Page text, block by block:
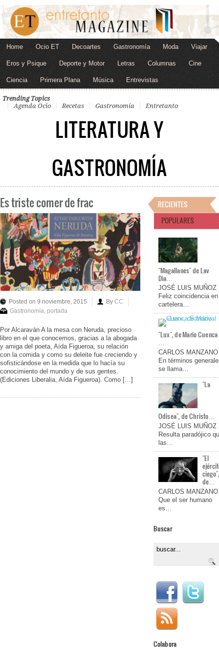
Home Ocio ET Decoartes Gastronomía Moda Viajar
Eros y Psique Deporte y Motor Letras Columnas Cine
Ciencia Primera Plana Música Entrevistas
Trending Topics
Agenda Ocio
Recetas Gastronomía Entretanto
LITERATURA Y
GASTRONOMÍA
Es triste comer de frac
Posted on 9 noviembre, 2015 By CC
Gastronomía, portada
Por Alcaraván A la mesa con Neruda, precioso
libro en el que conocemos, gracias a la abogada
y amiga del poeta, Aída Figueroa, su relación
con la comida y como su deleite fue creciendo y
sofisticándose en la medida que lo hacía su
conocimiento del mundo y de sus gentes.
(Ediciones Liberalia, Aída Figueroa). Como […]
RECIENTES
POPULARES
"Magallanes" de Lav
Dia…
JOSÉ LUIS MUÑOZ
Feliz coincidencia en
cartelera…
"Lux", de Mario Cuenca
…
CARLOS MANZANO
En términos
se llama…
"La
Odisea", de Christo…
JOSÉ LUIS MUÑOZ
Resulta paradójico
las…
"El
de…
CARLOS MANZANO
Que el ser humano
es…
Buscar
Colabora